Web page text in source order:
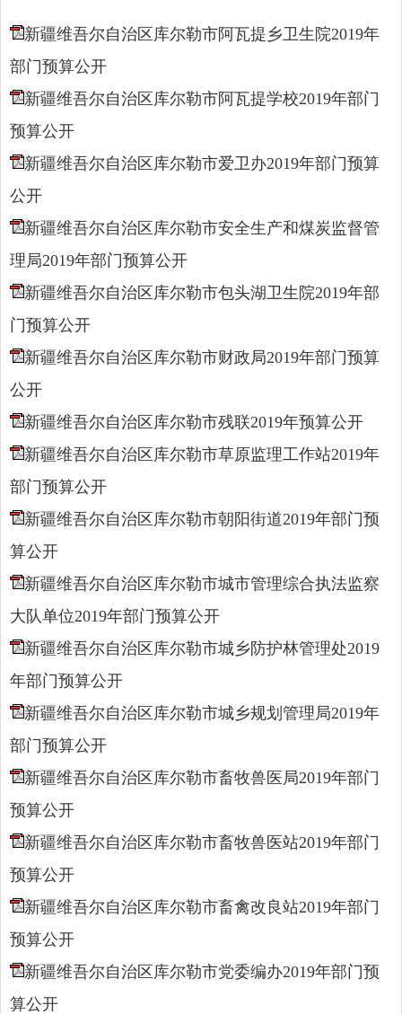
新疆维吾尔自治区库尔勒市阿瓦提乡卫生院2019年
部门预算公开
新疆维吾尔自治区库尔勒市阿瓦提学校2019年部门
预算公开
新疆维吾尔自治区库尔勒市爱卫办2019年部门预算
公开
新疆维吾尔自治区库尔勒市安全生产和煤炭监督管
理局2019年部门预算公开
新疆维吾尔自治区库尔勒市包头湖卫生院2019年部
门预算公开
新疆维吾尔自治区库尔勒市财政局2019年部门预算
公开
新疆维吾尔自治区库尔勒市残联2019年预算公开
新疆维吾尔自治区库尔勒市草原监理工作站2019年
部门预算公开
新疆维吾尔自治区库尔勒市朝阳街道2019年部门预
算公开
新疆维吾尔自治区库尔勒市城市管理综合执法监察
大队单位2019年部门预算公开
新疆维吾尔自治区库尔勒市城乡防护林管理处2019
年部门预算公开
新疆维吾尔自治区库尔勒市城乡规划管理局2019年
部门预算公开
新疆维吾尔自治区库尔勒市畜牧兽医局2019年部门
预算公开
新疆维吾尔自治区库尔勒市畜牧兽医站2019年部门
预算公开
新疆维吾尔自治区库尔勒市畜禽改良站2019年部门
预算公开
新疆维吾尔自治区库尔勒市党委编办2019年部门预
算公开